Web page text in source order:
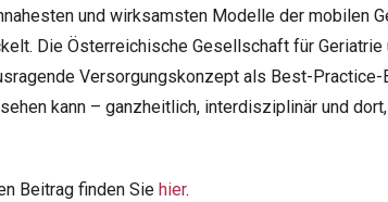
und wirksamsten Modelle der mobilen
Die Österreichische Gesellschaft für Geriatrie
Versorgungskonzept als Best-
kann – ganzheitlich, interdisziplinär und
Beitrag finden Sie hier.